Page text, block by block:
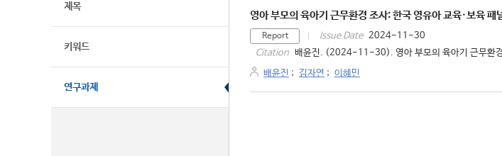
제목
키워드
연구과제
영아 부모의 육아기 근무환경 조사: 한국 영유아 교육·보육 패
Report Issue Date 2024-11-30
Citation 배윤진. (2024-11-30). 영아 부모의 육아기 근무환
배윤진 ; 김자연 ; 이혜민